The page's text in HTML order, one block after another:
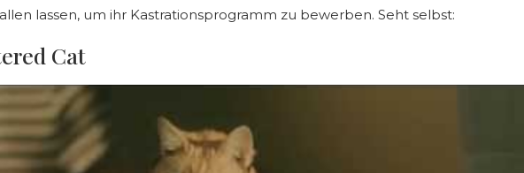
lassen, um ihr Kastrationsprogramm zu bewerben. Seht selbst:
Cat